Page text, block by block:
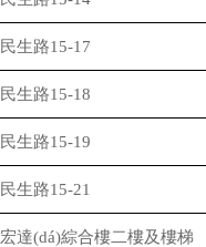
民生路15-17
民生路15-18
民生路15-19
民生路15-21
宏達(dá)綜合樓二樓及樓梯